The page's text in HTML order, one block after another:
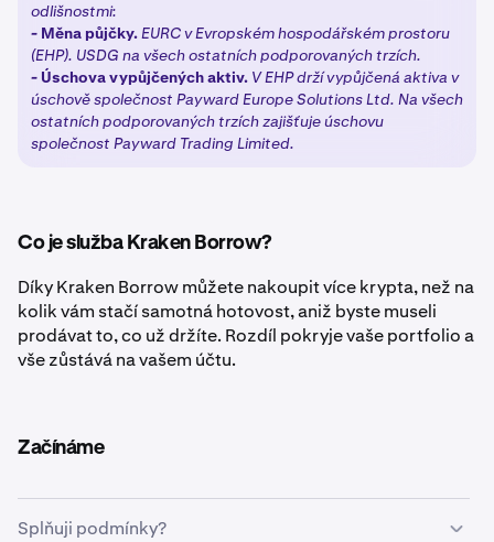
odlišnostmi:
- Měna půjčky.EURC v Evropském hospodářském prostoru
(EHP). USDG na všech ostatních podporovaných trzích.
- Úschova vypůjčených aktiv. V EHP drží vypůjčená aktiva v
úschově společnost Payward Europe Solutions Ltd. Na všech
ostatních podporovaných trzích zajišťuje úschovu
společnost Payward Trading Limited.
Co je služba Kraken Borrow?
Díky Kraken Borrow můžete nakoupit více krypta, než na
kolik vám stačí samotná hotovost, aniž byste museli
prodávat to, co už držíte. Rozdíl pokryje vaše portfolio a
vše zůstává na vašem účtu.
Začínáme
Splňuji podmínky?